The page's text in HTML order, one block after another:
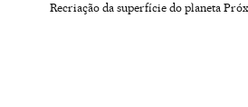
Recriação da superfície do planeta